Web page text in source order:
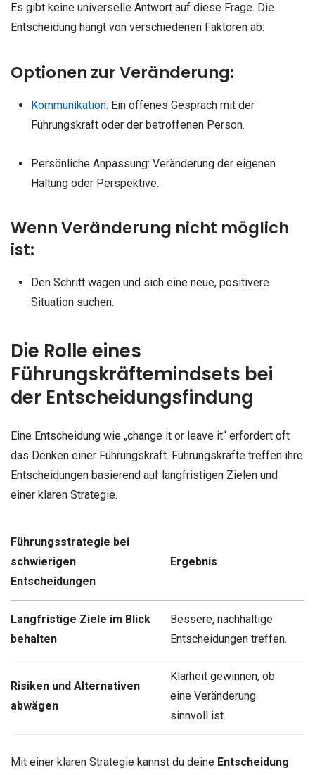
Es gibt keine universelle Antwort auf diese Frage. Die
Entscheidung hängt von verschiedenen Faktoren ab:
Optionen zur Veränderung:
Kommunikation: Ein offenes Gespräch mit der
Führungskraft oder der betroffenen Person.
Persönliche Anpassung: Veränderung der eigenen
Haltung oder Perspektive.
Wenn Veränderung nicht möglich
ist:
Den Schritt wagen und sich eine neue, positivere
Situation suchen.
Die Rolle eines
Führungskräftemindsets bei
der Entscheidungsfindung
Eine Entscheidung wie „change it or leave it“ erfordert oft
das Denken einer Führungskraft. Führungskräfte treffen ihre
Entscheidungen basierend auf langfristigen Zielen und
einer klaren Strategie.
Führungsstrategie bei
schwierigen
Entscheidungen
Ergebnis
Langfristige Ziele im Blick
behalten
Bessere, nachhaltige
Entscheidungen treffen.
Risiken und Alternativen
abwägen
Klarheit gewinnen, ob
eine Veränderung
sinnvoll ist.
Mit einer klaren Strategie kannst du deine Entscheidung